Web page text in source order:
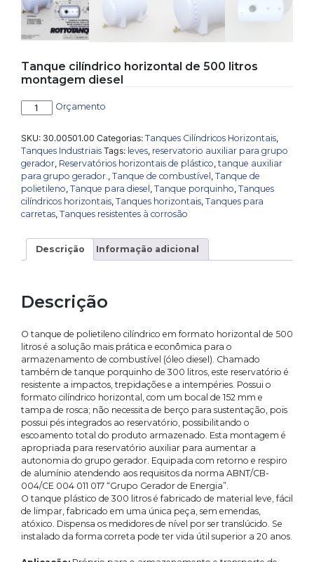
Tanque cilíndrico horizontal de 500 litros
montagem diesel
Tanque
cilíndrico
de
500
litros
montagem
diesel
quantidade
Orçamento
SKU: 30.00501.00 Categorias: Tanques Cilíndricos Horizontais,
Tanques Industriais Tags: leves, reservatorio auxiliar para grupo
gerador, Reservatórios horizontais de plástico, tanque auxiliar
para grupo gerador., Tanque de combustível , Tanque de
polietileno, Tanque para diesel , Tanque porquinho, Tanques
cilíndricos horizontais, Tanques horizontais, Tanques para
carretas, Tanques resistentes à corrosão
Descrição Informação adicional
Descrição
O tanque de polietileno cilíndrico em formato horizontal de 500
litros é a solução mais prática e econômica para o
armazenamento de combustível (óleo diesel). Chamado
também de tanque porquinho de 300 litros, este reservatório é
resistente a impactos, trepidações e a intempéries. Possui o
formato cilíndrico horizontal, com um bocal de 152 mm e
tampa de rosca; não necessita de berço para sustentação, pois
possui pés integrados ao reservatório, possibilitando o
escoamento total do produto armazenado. Esta montagem é
apropriada para reservatório auxiliar para aumentar a
autonomia do grupo gerador. Equipada com retorno e respiro
de alumínio atendendo aos requisitos da norma ABNT/CB-
004/CE 004 011 017 “Grupo Gerador de Energia”.
O tanque plástico de 300 litros é fabricado de material leve, fácil
de limpar, fabricado em uma única peça, sem emendas,
atóxico. Dispensa os medidores de nível por ser translúcido. Se
instalado da forma correta pode ter vida útil superior a 20 anos.